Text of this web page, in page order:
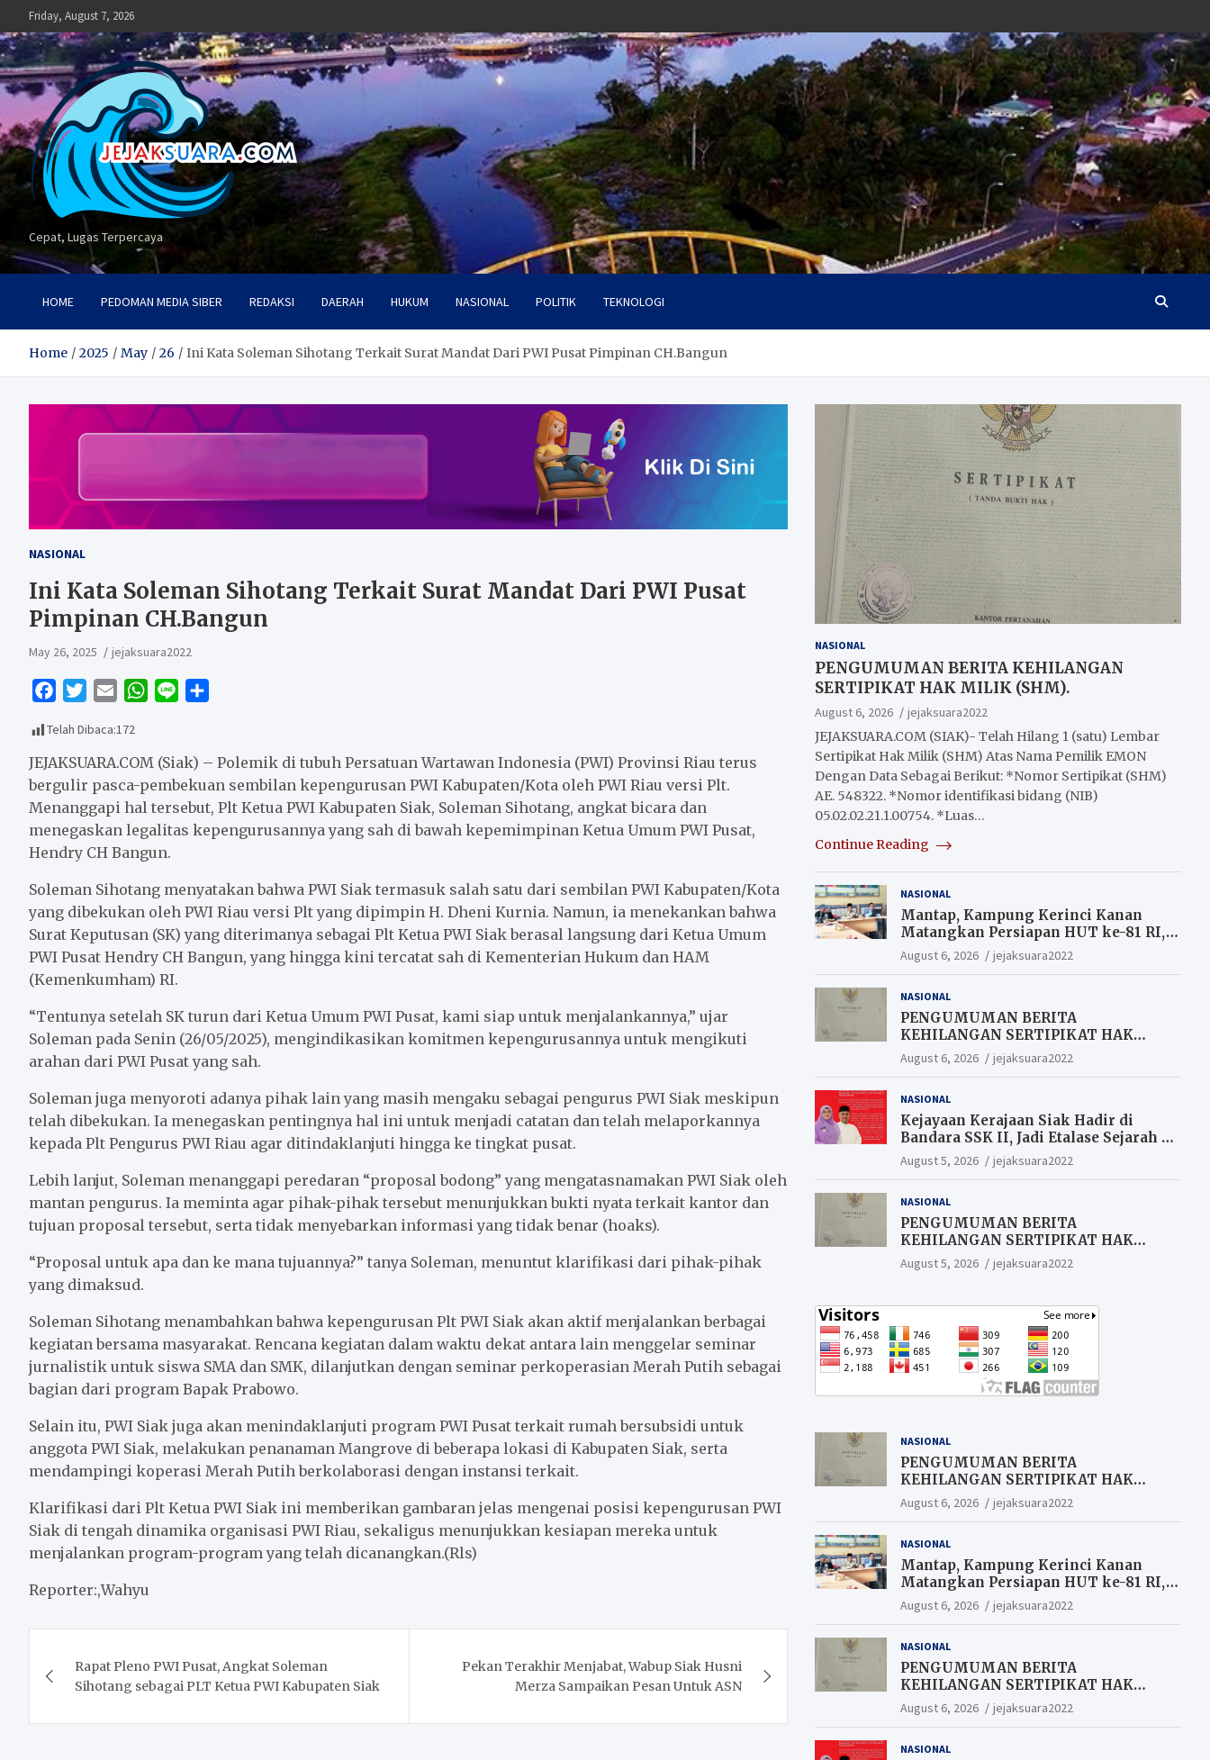
to
content
Friday, August 7, 2026
Cepat, Lugas Terpercaya
HOME PEDOMAN MEDIA SIBER REDAKSI DAERAH HUKUM NASIONAL POLITIK TEKNOLOGI
Home 2025 May 26 Ini Kata Soleman Sihotang Terkait Surat Mandat Dari PWI Pusat Pimpinan CH.Bangun
NASIONAL
Ini Kata Soleman Sihotang Terkait Surat Mandat Dari PWI Pusat
Pimpinan CH.Bangun
May 26, 2025 jejaksuara2022
c
e
b
o
o
k
i
t
t
e
r
a
i
l
W
t
s
A
p
p
e
r
e
Telah Dibaca:172
JEJAKSUARA.COM (Siak) – Polemik di tubuh Persatuan Wartawan Indonesia (PWI) Provinsi Riau terus
bergulir pasca-pembekuan sembilan kepengurusan PWI Kabupaten/Kota oleh PWI Riau versi Plt.
Menanggapi hal tersebut, Plt Ketua PWI Kabupaten Siak, Soleman Sihotang, angkat bicara dan
menegaskan legalitas kepengurusannya yang sah di bawah kepemimpinan Ketua Umum PWI Pusat,
Hendry CH Bangun.
Soleman Sihotang menyatakan bahwa PWI Siak termasuk salah satu dari sembilan PWI Kabupaten/Kota
yang dibekukan oleh PWI Riau versi Plt yang dipimpin H. Dheni Kurnia. Namun, ia menekankan bahwa
Surat Keputusan (SK) yang diterimanya sebagai Plt Ketua PWI Siak berasal langsung dari Ketua Umum
PWI Pusat Hendry CH Bangun, yang hingga kini tercatat sah di Kementerian Hukum dan HAM
(Kemenkumham) RI.
“Tentunya setelah SK turun dari Ketua Umum PWI Pusat, kami siap untuk menjalankannya,” ujar
Soleman pada Senin (26/05/2025), mengindikasikan komitmen kepengurusannya untuk mengikuti
arahan dari PWI Pusat yang sah.
Soleman juga menyoroti adanya pihak lain yang masih mengaku sebagai pengurus PWI Siak meskipun
telah dibekukan. Ia menegaskan pentingnya hal ini untuk menjadi catatan dan telah melaporkannya
kepada Plt Pengurus PWI Riau agar ditindaklanjuti hingga ke tingkat pusat.
Lebih lanjut, Soleman menanggapi peredaran “proposal bodong” yang mengatasnamakan PWI Siak oleh
mantan pengurus. Ia meminta agar pihak-pihak tersebut menunjukkan bukti nyata terkait kantor dan
tujuan proposal tersebut, serta tidak menyebarkan informasi yang tidak benar (hoaks).
“Proposal untuk apa dan ke mana tujuannya?” tanya Soleman, menuntut klarifikasi dari pihak-pihak
yang dimaksud.
Soleman Sihotang menambahkan bahwa kepengurusan Plt PWI Siak akan aktif menjalankan berbagai
kegiatan bersama masyarakat. Rencana kegiatan dalam waktu dekat antara lain menggelar seminar
jurnalistik untuk siswa SMA dan SMK, dilanjutkan dengan seminar perkoperasian Merah Putih sebagai
bagian dari program Bapak Prabowo.
Selain itu, PWI Siak juga akan menindaklanjuti program PWI Pusat terkait rumah bersubsidi untuk
anggota PWI Siak, melakukan penanaman Mangrove di beberapa lokasi di Kabupaten Siak, serta
mendampingi koperasi Merah Putih berkolaborasi dengan instansi terkait.
Klarifikasi dari Plt Ketua PWI Siak ini memberikan gambaran jelas mengenai posisi kepengurusan PWI
Siak di tengah dinamika organisasi PWI Riau, sekaligus menunjukkan kesiapan mereka untuk
menjalankan program-program yang telah dicanangkan.(Rls)
Reporter:,Wahyu
navigation
Rapat Pleno PWI Pusat, Angkat Soleman
Sihotang sebagai PLT Ketua PWI Kabupaten Siak
Pekan Terakhir Menjabat, Wabup Siak Husni
Merza Sampaikan Pesan Untuk ASN
NASIONAL
PENGUMUMAN BERITA KEHILANGAN
SERTIPIKAT HAK MILIK (SHM).
August 6, 2026
jejaksuara2022
JEJAKSUARA.COM (SIAK)- Telah Hilang 1 (satu) Lembar
Sertipikat Hak Milik (SHM) Atas Nama Pemilik EMON
Dengan Data Sebagai Berikut: *Nomor Sertipikat (SHM)
AE. 548322. *Nomor identifikasi bidang (NIB)
05.02.02.21.1.00754. *Luas…
Continue Reading
NASIONAL
Mantap, Kampung Kerinci Kanan
Matangkan Persiapan HUT ke-81 RI,
Warga yang ikut Upacara
Berkesempatan Raih Hadiah
August 6, 2026 jejaksuara2022
NASIONAL
PENGUMUMAN BERITA
KEHILANGAN SERTIPIKAT HAK
MILIK (SHM).
August 6, 2026 jejaksuara2022
NASIONAL
Kejayaan Kerajaan Siak Hadir di
Bandara SSK II, Jadi Etalase Sejarah di
Gerbang Riau
August 5, 2026 jejaksuara2022
NASIONAL
PENGUMUMAN BERITA
KEHILANGAN SERTIPIKAT HAK
MILIK (SHM).
August 5, 2026 jejaksuara2022
NASIONAL
PENGUMUMAN BERITA
KEHILANGAN SERTIPIKAT HAK
MILIK (SHM).
August 6, 2026 jejaksuara2022
NASIONAL
Mantap, Kampung Kerinci Kanan
Matangkan Persiapan HUT ke-81 RI,
Warga yang ikut Upacara
Berkesempatan Raih Hadiah
August 6, 2026 jejaksuara2022
NASIONAL
PENGUMUMAN BERITA
KEHILANGAN SERTIPIKAT HAK
MILIK (SHM).
August 6, 2026 jejaksuara2022
NASIONAL